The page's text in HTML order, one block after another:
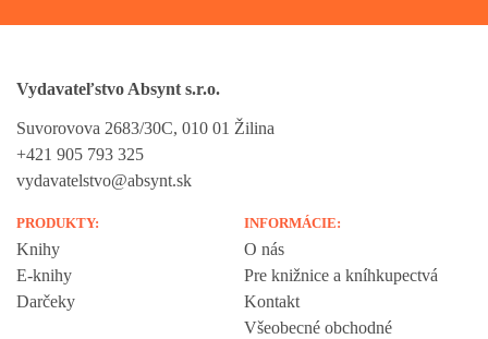
Vydavateľstvo Absynt s.r.o.
Suvorovova 2683/30C, 010 01 Žilina
+421 905 793 325
vydavatelstvo@absynt.sk
PRODUKTY:
Knihy
E-knihy
Darčeky
INFORMÁCIE:
O nás
Pre knižnice a kníhkupectvá
Kontakt
Všeobecné obchodné